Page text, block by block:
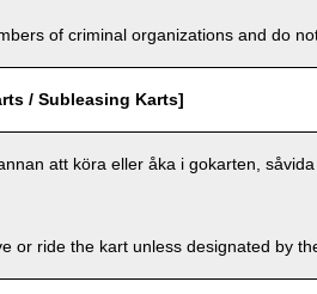
of criminal organizations and do
/ Subleasing Karts]
att köra eller åka i gokarten,
or ride the kart unless designated by